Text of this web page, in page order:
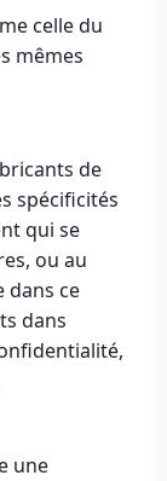
celle du
mêmes
de
spécificités
qui se
ou au
dans ce
dans
une